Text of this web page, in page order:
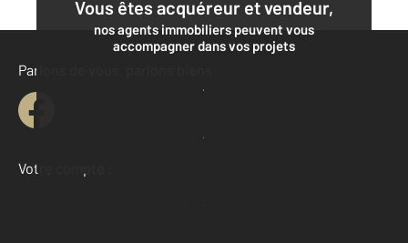
Vous êtes acquéreur et vendeur,
nos agents immobiliers peuvent vous
accompagner dans vos projets
Contacter l'agence
Demander une estimation
Parlons de vous, parlons biens
Votre compte :
Accéder à mon compte